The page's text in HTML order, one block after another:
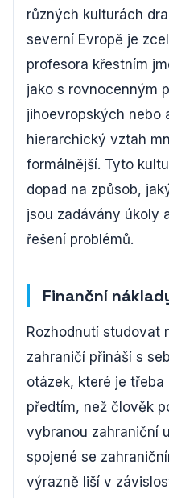
různých kulturách
severní Evropě je
profesora křestním
jako s rovnocenným
jihoevropských nebo
hierarchický vztah
formálnější. Tyto
dopad na způsob,
jsou zadávány úkoly
řešení problémů.
Finanční
Rozhodnutí studovat
zahraničí přináší s
otázek, které je
předtím, než člověk
vybranou zahraniční
spojené se
výrazně liší v